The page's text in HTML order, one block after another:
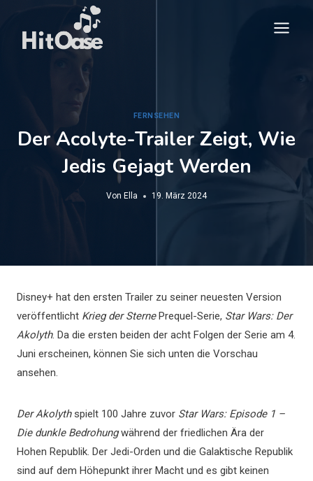
springen
FERNSEHEN
Der Acolyte-Trailer Zeigt, Wie
Jedis Gejagt Werden
Von Ella 19. März 2024
Disney+ hat den ersten Trailer zu seiner neuesten Version
veröffentlicht Krieg der SternePrequel-Serie, Star Wars: Der
Akolyth. Da die ersten beiden der acht Folgen der Serie am 4.
Juni erscheinen, können Sie sich unten die Vorschau
ansehen.
Der Akolythspielt 100 Jahre zuvor Star Wars: Episode 1 –
Die dunkle Bedrohungwährend der friedlichen Ära der
Hohen Republik. Der Jedi-Orden und die Galaktische Republik
sind auf dem Höhepunkt ihrer Macht und es gibt keinen